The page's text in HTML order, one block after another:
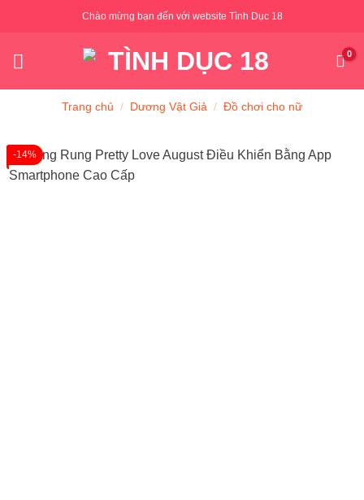
Chào mừng bạn đến với website Tình Dục 18
Trang chủ / Dương Vật Giả / Đồ chơi cho nữ
-14%